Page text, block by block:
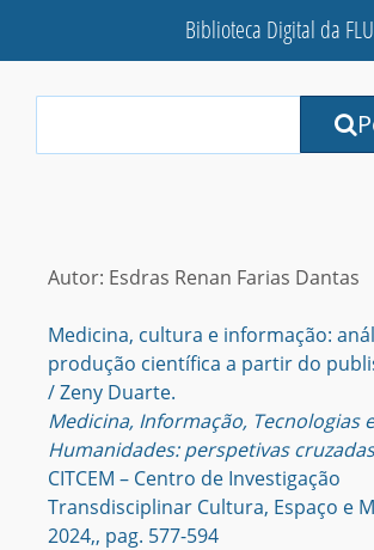
Biblioteca Digital da
Terms:
Autor: Esdras Renan Farias Dantas
Medicina, cultura e informação:
produção científica a partir do
/ Zeny Duarte.
Medicina, Informação, Tecnologias e
Humanidades: perspetivas cruzadas
CITCEM – Centro de Investigação
Transdisciplinar Cultura, Espaço e
2024,, pag. 577-594